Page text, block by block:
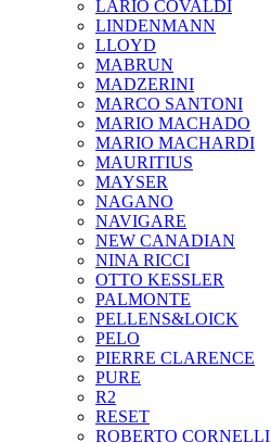
LARIO COVALDI
LINDENMANN
LLOYD
MABRUN
MADZERINI
MARCO SANTONI
MARIO MACHADO
MARIO MACHARDI
MAURITIUS
MAYSER
NAGANO
NAVIGARE
NEW CANADIAN
NINA RICCI
OTTO KESSLER
PALMONTE
PELLENS&LOICK
PELO
PIERRE CLARENCE
PURE
R2
RESET
ROBERTO CORNELLI